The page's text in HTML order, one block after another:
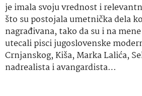
je imala svoju vrednost i
što su postojala umetnička dela
nagrađivana, tako da su i na
utecali pisci jugoslovenske
Crnjanskog, Kiša, Marka Lalića,
nadrealista i avangardista…